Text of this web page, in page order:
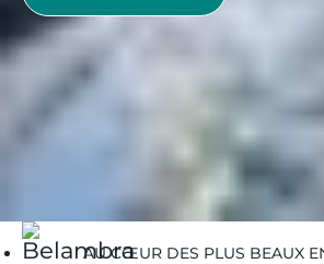
Découvrez les plus beaux endroits
AU CŒUR DES PLUS BEAUX